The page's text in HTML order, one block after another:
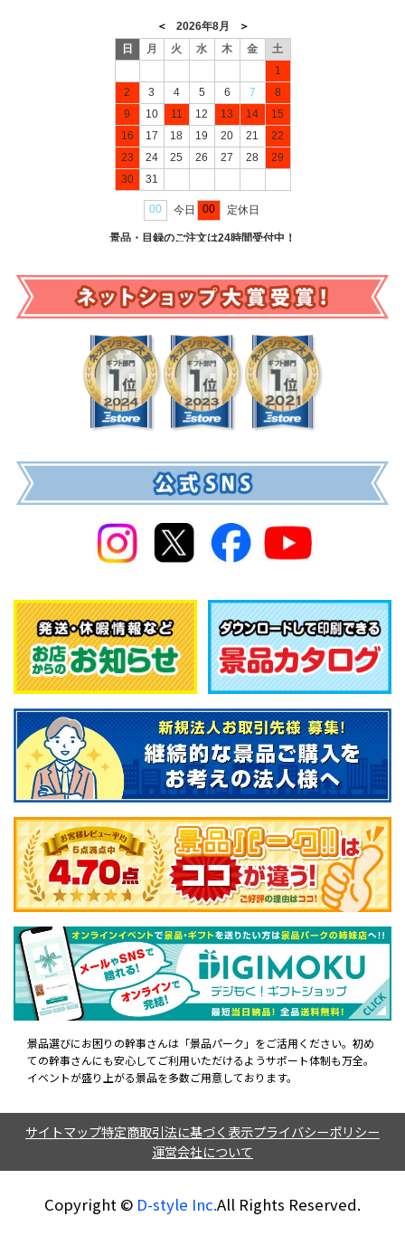
景品選びにお困りの幹事さんは「景品パーク」をご活用ください。初め
ての幹事さんにも安心してご利用いただけるようサポート体制も万全。
イベントが盛り上がる景品を多数ご用意しております。
サイトマップ特定商取引法に基づく表示プライバシーポリシー
運営会社について
Copyright ©︎ D-style Inc.All Rights Reserved.